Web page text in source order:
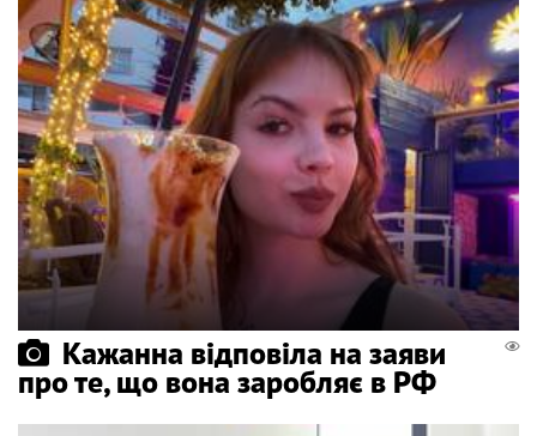
Кажанна відповіла на заяви
про те, що вона заробляє в РФ